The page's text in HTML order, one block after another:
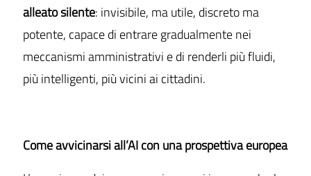
alleato silente: invisibile, ma utile, discreto ma
potente, capace di entrare gradualmente nei
meccanismi amministrativi e di renderli più fluidi,
più intelligenti, più vicini ai cittadini.
Come avvicinarsi all’AI con una prospettiva europea